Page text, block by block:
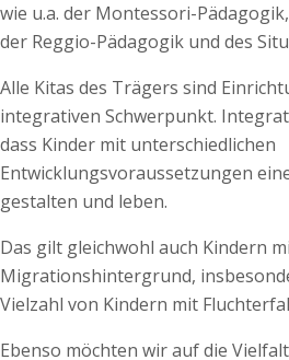
wie u.a. der Montessori-
der Reggio-Pädagogik und des
Alle Kitas des Trägers sind
integrativen Schwerpunkt.
dass Kinder mit unterschiedlichen
Entwicklungsvoraussetzungen
gestalten und leben.
Das gilt gleichwohl auch Kindern
Migrationshintergrund,
Vielzahl von Kindern mit
Ebenso möchten wir auf die